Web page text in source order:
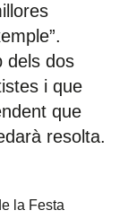
dels dos
i que
que
resolta.
la Festa